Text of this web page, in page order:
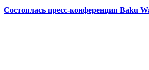
Состоялась пресс-конференция Baku